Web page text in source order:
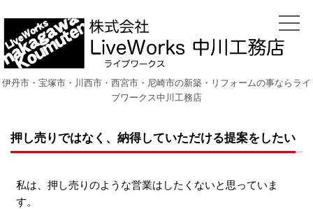
伊丹市・宝塚市・川西市・西宮市・尼崎市の新築・リフォームの事ならライ
ブワークス中川工務店
押し売りではなく、納得していただける提案をしたい
私は、押し売りのような営業はしたくないと思っていま
す。